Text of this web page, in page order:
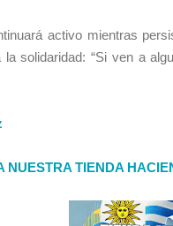
activo mientras
solidaridad: “Si ven a
NUESTRA TIENDA